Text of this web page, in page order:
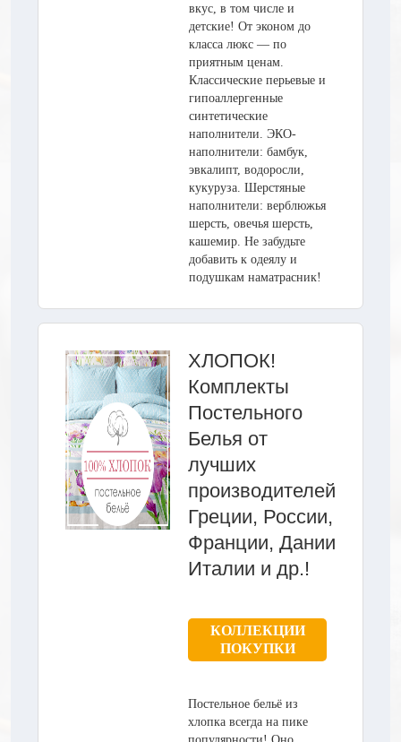
вкус, в том числе и
детские! От эконом до
класса люкс — по
приятным ценам.
Классические перьевые и
гипоаллергенные
синтетические
наполнители. ЭКО-
наполнители: бамбук,
эвкалипт, водоросли,
кукуруза. Шерстяные
наполнители: верблюжья
шерсть, овечья шерсть,
кашемир. Не забудьте
добавить к одеялу и
подушкам наматрасник!
ХЛОПОК!
Комплекты
Постельного
Белья от
лучших
производителей
Греции, России,
Франции, Дании
Италии и др.!
КОЛЛЕКЦИИ
ПОКУПКИ
Постельное бельё из
хлопка всегда на пике